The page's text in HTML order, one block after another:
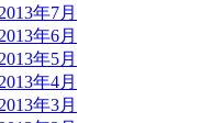
2013年7月
2013年6月
2013年5月
2013年4月
2013年3月